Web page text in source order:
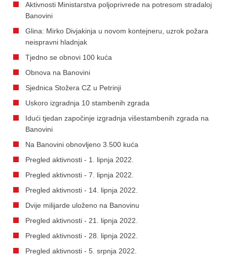
Aktivnosti Ministarstva poljoprivrede na potresom stradaloj
Banovini
Glina: Mirko Divjakinja u novom kontejneru, uzrok požara
neispravni hladnjak
Tjedno se obnovi 100 kuća
Obnova na Banovini
Sjednica Stožera CZ u Petrinji
Uskoro izgradnja 10 stambenih zgrada
Idući tjedan započinje izgradnja višestambenih zgrada na
Banovini
Na Banovini obnovljeno 3.500 kuća
Pregled aktivnosti - 1. lipnja 2022.
Pregled aktivnosti - 7. lipnja 2022.
Pregled aktivnosti - 14. lipnja 2022.
Dvije milijarde uloženo na Banovinu
Pregled aktivnosti - 21. lipnja 2022.
Pregled aktivnosti - 28. lipnja 2022.
Pregled aktivnosti - 5. srpnja 2022.